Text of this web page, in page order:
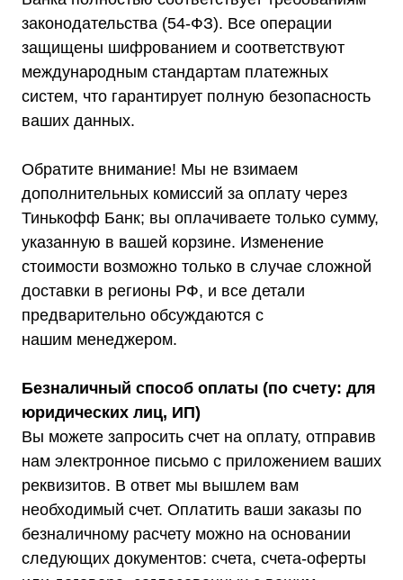
законодательства (54-ФЗ). Все операции
защищены шифрованием и соответствуют
международным стандартам платежных
систем, что гарантирует полную безопасность
ваших данных.
Обратите внимание! Мы не взимаем
дополнительных комиссий за оплату через
Тинькофф Банк; вы оплачиваете только сумму,
указанную в вашей корзине. Изменение
стоимости возможно только в случае сложной
доставки в регионы РФ, и все детали
предварительно обсуждаются с
нашим менеджером.
Безналичный способ оплаты (по счету: для
юридических лиц, ИП)
Вы можете запросить счет на оплату, отправив
нам электронное письмо с приложением ваших
реквизитов. В ответ мы вышлем вам
необходимый счет. Оплатить ваши заказы по
безналичному расчету можно на основании
следующих документов: счета, счета-оферты
Режим работы: Пн-Пт: 9:00 —
18:00
+7 (495) 150-17-07
Адрес:
Информация, размещенная на сайте,
не является публичной офертой
© 2021-2026 Официальный дилер «Штиль»
Политика конфиденциальности
8 (800) 444-75-17